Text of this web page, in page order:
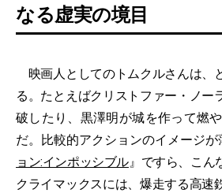
なる虚実の境目
映画人としてのトムクルさんは、
る。たとえばクリストファー・ノー
破したり、黒澤明が城を作って燃
だ。比較的アクションのイメージ
ョン:インポッシブル』ですら、こん
クライマックスには、爆走する高速